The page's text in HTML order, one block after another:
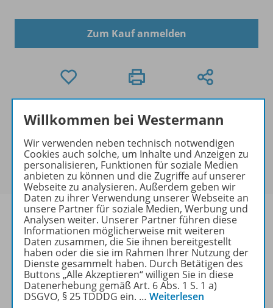
Zum Kauf anmelden
Exklusiver Kundenkreis
Dieses Produkt darf nur von
Ausbildern/Ausbilderinnen, Erziehern/Erzieherinnen,
Lehrkräften und Referendaren/Referendarinnen
erworben werden.
Produktinformationen
Beschreibung
Willkommen bei Westermann
Wir verwenden neben technisch notwendigen
Cookies auch solche, um Inhalte und Anzeigen zu
personalisieren, Funktionen für soziale Medien
anbieten zu können und die Zugriffe auf unserer
Webseite zu analysieren. Außerdem geben wir
Daten zu ihrer Verwendung unserer Webseite an
unsere Partner für soziale Medien, Werbung und
Analysen weiter. Unserer Partner führen diese
Informationen möglicherweise mit weiteren
Daten zusammen, die Sie ihnen bereitgestellt
haben oder die sie im Rahmen Ihrer Nutzung der
Dienste gesammelt haben. Durch Betätigen des
Buttons „Alle Akzeptieren“ willigen Sie in diese
Datenerhebung gemäß Art. 6 Abs. 1 S. 1 a)
DSGVO, § 25 TDDDG ein. … Weiterlesen